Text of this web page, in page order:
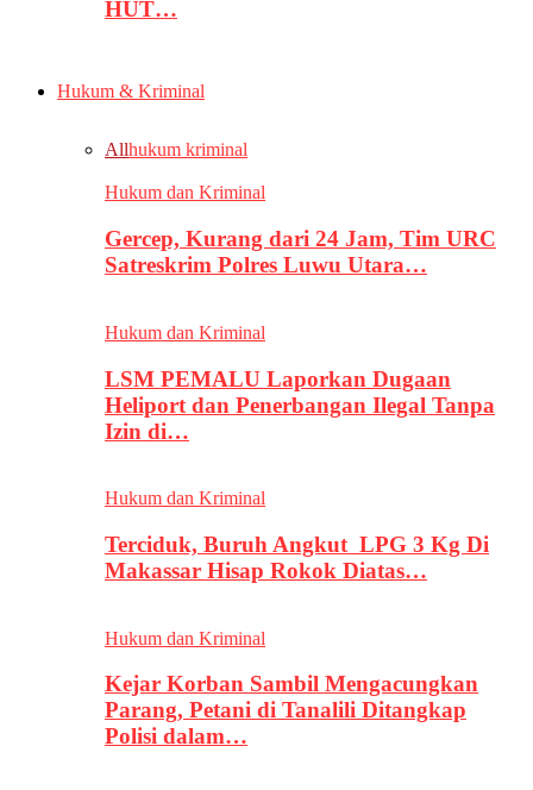
HUT…
Hukum & Kriminal
Allhukum kriminal
Hukum dan Kriminal
Gercep, Kurang dari 24 Jam, Tim URC
Satreskrim Polres Luwu Utara…
Hukum dan Kriminal
LSM PEMALU Laporkan Dugaan
Heliport dan Penerbangan Ilegal Tanpa
Izin di…
Hukum dan Kriminal
Terciduk, Buruh Angkut LPG 3 Kg Di
Makassar Hisap Rokok Diatas…
Hukum dan Kriminal
Kejar Korban Sambil Mengacungkan
Parang, Petani di Tanalili Ditangkap
Polisi dalam…